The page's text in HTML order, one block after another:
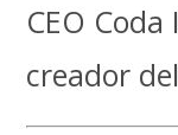
CEO
creador